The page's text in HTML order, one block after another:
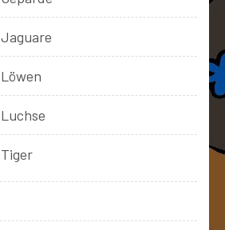
Jaguare
Löwen
Luchse
Tiger